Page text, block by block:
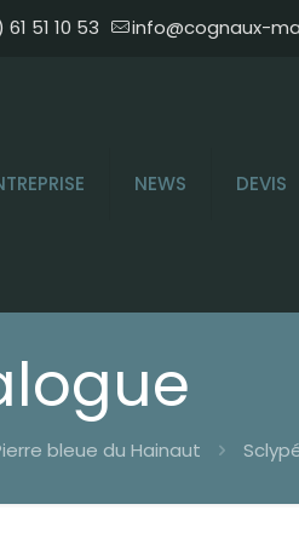
51 10 53 info@cognaux-
NEWS DEVIS
bleue du Hainaut